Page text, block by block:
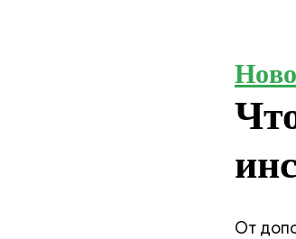
От